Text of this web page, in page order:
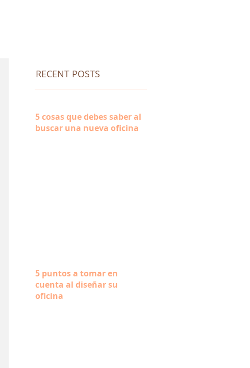
RECENT POSTS
5 cosas que debes saber al
buscar una nueva oficina
5 puntos a tomar en
cuenta al diseñar su
oficina